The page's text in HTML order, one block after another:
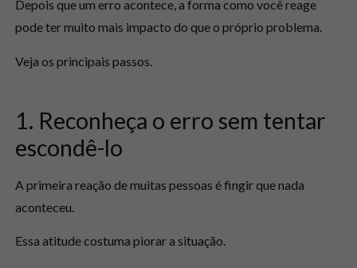
Depois que um erro acontece, a forma como você reage
pode ter muito mais impacto do que o próprio problema.
Veja os principais passos.
1. Reconheça o erro sem tentar
escondê-lo
A primeira reação de muitas pessoas é fingir que nada
aconteceu.
Essa atitude costuma piorar a situação.